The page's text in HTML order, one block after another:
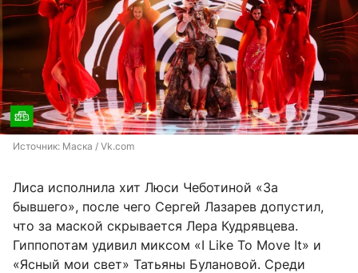
Источник: Маска / Vk.com
Лиса исполнила хит Люси Чеботиной «За
бывшего», после чего Сергей Лазарев допустил,
что за маской скрывается Лера Кудрявцева.
Гиппопотам удивил миксом «I Like To Move It» и
«Ясный мои свет» Татьяны Булановой. Среди